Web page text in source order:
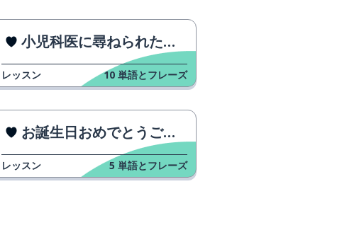
小児科医に尋ねられたとき
レッスン 10 単語とフレーズ
お誕生日おめでとうございます！
レッスン 5 単語とフレーズ